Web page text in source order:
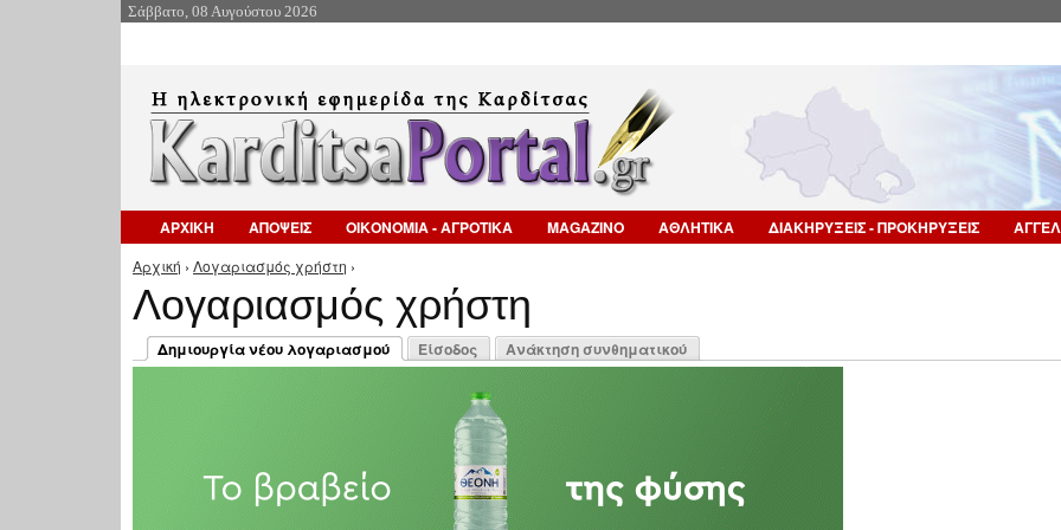
Σάββατο, 08 Αυγούστου 2026
ΑΡΧΙΚΗ ΑΠΟΨΕΙΣ ΟΙΚΟΝΟΜΙΑ - ΑΓΡΟΤΙΚΑ MAGAZINO ΑΘΛΗΤΙΚΑ ΔΙΑΚΗΡΥΞΕΙΣ - ΠΡΟΚΗΡΥΞΕΙΣ
Είστε εδώ
Αρχική › Λογαριασμός χρήστη ›
Λογαριασμός χρήστη
Πρωτεύουσες καρτέλες
Δημιουργία νέου λογαριασμού
(ενεργή καρτέλα)
Είσοδος Ανάκτηση συνθηματικού